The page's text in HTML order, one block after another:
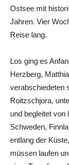
Ostsee mit
Jahren. Vier
Reise lang.
Los ging es
Herzberg,
verabschiedeten
Roitzschjora,
und begleitet von
Schweden,
entlang der
müssen laufen